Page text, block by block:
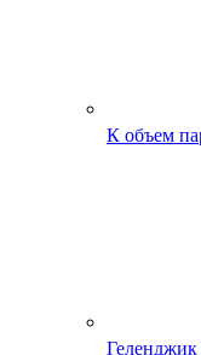
К объем